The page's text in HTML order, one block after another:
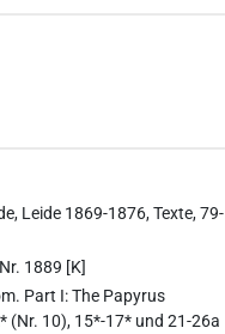
Leide 1869-1876, Texte, 79-
1889 [K]
Part I: The Papyrus
(Nr. 10), 15*-17* und 21-26a